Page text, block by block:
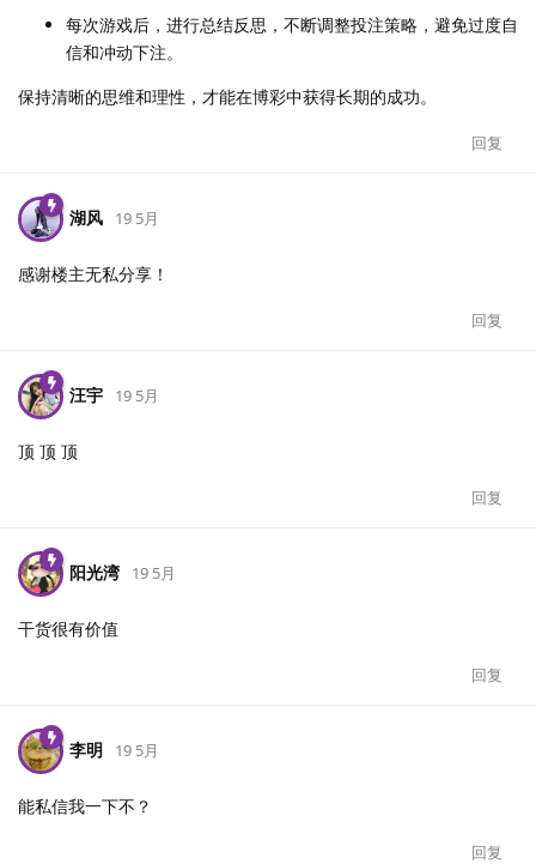
每次游戏后，进行总结反思，不断调整投注策略，避免过度自
信和冲动下注。
保持清晰的思维和理性，才能在博彩中获得长期的成功。
回复
湖风 19 5月
感谢楼主无私分享！
回复
汪宇 19 5月
顶 顶 顶
回复
阳光湾 19 5月
干货很有价值
回复
李明 19 5月
能私信我一下不？
回复